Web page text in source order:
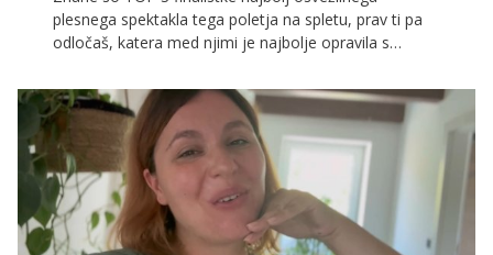
plesnega spektakla tega poletja na spletu, prav ti pa
odločaš, katera med njimi je najbolje opravila s